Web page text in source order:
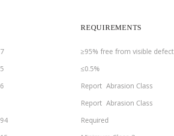
REQUIREMENTS
≥95% free from visible defect
≤0.5%
Report Abrasion Class
Report Abrasion Class
Required